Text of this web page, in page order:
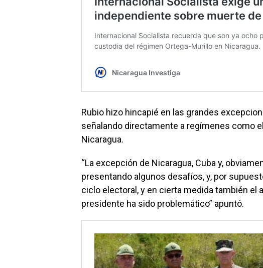
Rubio hizo hincapié en las grandes
señalando directamente a regímenes como
Nicaragua.
“La excepción de Nicaragua, Cuba y,
presentando algunos desafíos, y, por
ciclo electoral, y en cierta medida también el
presidente ha sido problemático” apuntó.